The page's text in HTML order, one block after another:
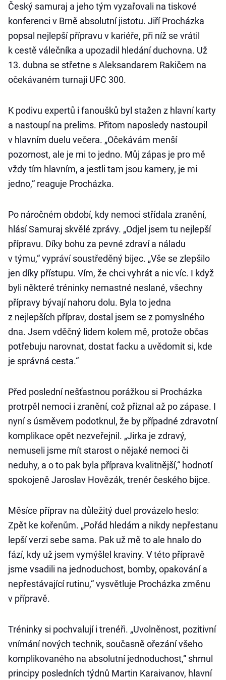
Český samuraj a jeho tým vyzařovali na tiskové
konferenci v Brně absolutní jistotu. Jiří Procházka
popsal nejlepší přípravu v kariéře, při níž se vrátil
k cestě válečníka a upozadil hledání duchovna. Už
13. dubna se střetne s Aleksandarem Rakičem na
očekávaném turnaji UFC 300.
K podivu expertů i fanoušků byl stažen z hlavní karty
a nastoupí na prelims. Přitom naposledy nastoupil
v hlavním duelu večera. „Očekávám menší
pozornost, ale je mi to jedno. Můj zápas je pro mě
vždy tím hlavním, a jestli tam jsou kamery, je mi
jedno,“ reaguje Procházka.
Po náročném období, kdy nemoci střídala zranění,
hlásí Samuraj skvělé zprávy. „Odjel jsem tu nejlepší
přípravu. Díky bohu za pevné zdraví a náladu
v týmu,“ vypráví soustředěný bijec. „Vše se zlepšilo
jen díky přístupu. Vím, že chci vyhrát a nic víc. I když
byli některé tréninky nemastné neslané, všechny
přípravy bývají nahoru dolu. Byla to jedna
z nejlepších příprav, dostal jsem se z pomyslného
dna. Jsem vděčný lidem kolem mě, protože občas
potřebuju narovnat, dostat facku a uvědomit si, kde
je správná cesta.“
Před poslední nešťastnou porážkou si Procházka
protrpěl nemoci i zranění, což přiznal až po zápase. I
nyní s úsměvem podotknul, že by případné zdravotní
komplikace opět nezveřejnil. „Jirka je zdravý,
nemuseli jsme mít starost o nějaké nemoci či
neduhy, a o to pak byla příprava kvalitnější,“ hodnotí
spokojeně Jaroslav Hovězák, trenér českého bijce.
Měsíce příprav na důležitý duel provázelo heslo:
Zpět ke kořenům. „Pořád hledám a nikdy nepřestanu
lepší verzi sebe sama. Pak už mě to ale hnalo do
fází, kdy už jsem vymýšlel kraviny. V této přípravě
jsme vsadili na jednoduchost, bomby, opakování a
nepřestávající rutinu,“ vysvětluje Procházka změnu
v přípravě.
Tréninky si pochvalují i trenéři. „Uvolněnost, pozitivní
vnímání nových technik, současně ořezání všeho
komplikovaného na absolutní jednoduchost,“ shrnul
principy posledních týdnů Martin Karaivanov, hlavní